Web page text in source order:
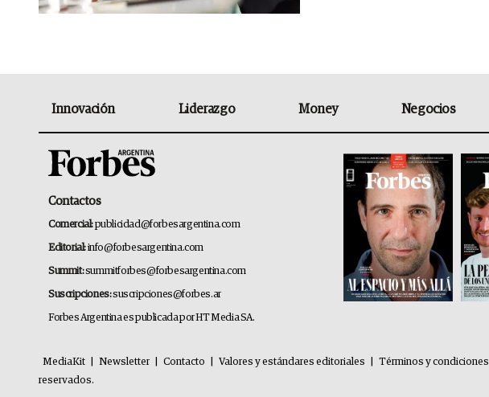
Innovación Liderazgo Money Negocios
Contactos
Comercial:publicidad@forbesargentina.com
Editorial:info@forbesargentina.com
Summit:summitforbes@forbesargentina.com
Suscripciones:suscripciones@forbes.ar
Forbes Argentina es publicada por HT Media SA.
MediaKit Newsletter Contacto Valores y estándares editoriales Términos y condiciones
reservados.